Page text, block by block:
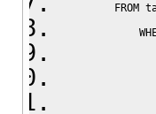
FROM
WHERE
AND
AND
AND